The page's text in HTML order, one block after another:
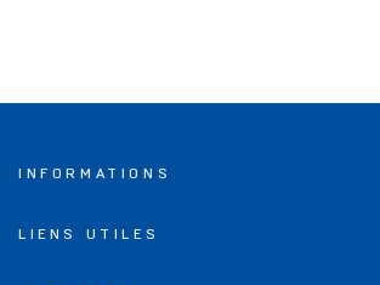
INFORMATIONS
LIENS UTILES